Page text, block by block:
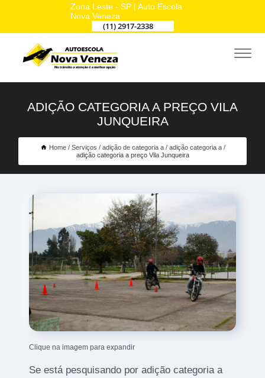
Zona Leste - SP | Auto Escola
Nova Veneza
(11) 2917-2338
ADIÇÃO CATEGORIA A PREÇO VILA
JUNQUEIRA
Home Serviços adição de categoria a
adição categoria a
adição categoria a preço Vila Junqueira
Clique na imagem para expandir
Se está pesquisando por adição categoria a